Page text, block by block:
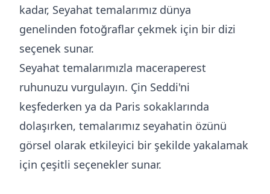
kadar, Seyahat temalarımız dünya
genelinden fotoğraflar çekmek için bir dizi
seçenek sunar.
Seyahat temalarımızla maceraperest
ruhunuzu vurgulayın. Çin Seddi'ni
keşfederken ya da Paris sokaklarında
dolaşırken, temalarımız seyahatin özünü
görsel olarak etkileyici bir şekilde yakalamak
için çeşitli seçenekler sunar.